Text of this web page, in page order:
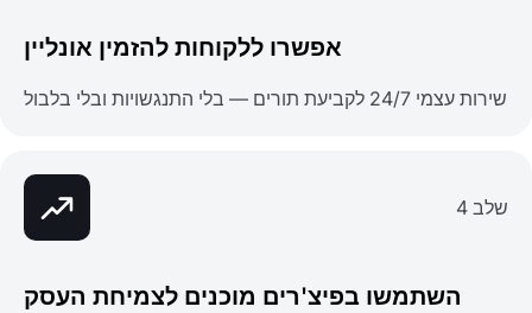
אפשרו ללקוחות להזמין אונליין
שירות עצמי 24/7 לקביעת תורים — בלי התנגשויות ובלי בלבול
שלב 4
השתמשו בפיצ'רים מוכנים לצמיחת העסק